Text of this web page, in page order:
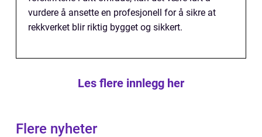
vurdere å ansette en profesjonell for å sikre at
rekkverket blir riktig bygget og sikkert.
Les flere innlegg her
Flere nyheter